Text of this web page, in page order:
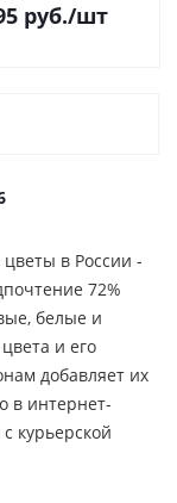
руб./шт
в России -
72%
белые и
и его
добавляет их
в интернет-
курьерской